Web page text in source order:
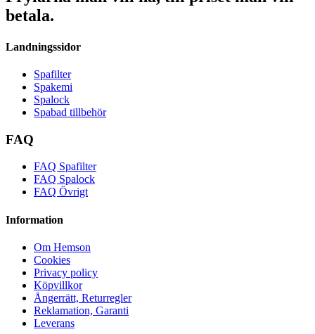
betala.
Landningssidor
Spafilter
Spakemi
Spalock
Spabad tillbehör
FAQ
FAQ Spafilter
FAQ Spalock
FAQ Övrigt
Information
Om Hemson
Cookies
Privacy policy
Köpvillkor
Ångerrätt, Returregler
Reklamation, Garanti
Leverans